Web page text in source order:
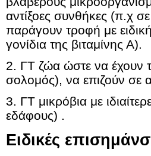
αντίξοες συνθήκες (π.χ
παράγουν τροφή με
γονίδια της βιταμίνης Α).
2. ΓΤ ζώα ώστε να έχουν
σολομός), να επιζούν σε
3. ΓΤ μικρόβια με
εδάφους) .
Ειδικές